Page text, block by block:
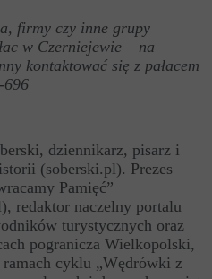
firmy czy inne grupy
w Czerniejewie – na
kontaktować się z pałacem
696
dziennikarz, pisarz i
(soberski.pl). Prezes
Pamięć”
redaktor naczelny portalu
turystycznych oraz
pogranicza Wielkopolski,
cyklu „Wędrówki z